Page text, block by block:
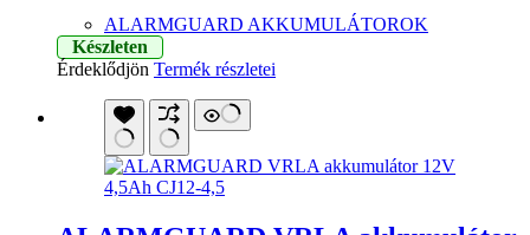
ALARMGUARD AKKUMULÁTOROK
Készleten
Érdeklődjön Termék részletei